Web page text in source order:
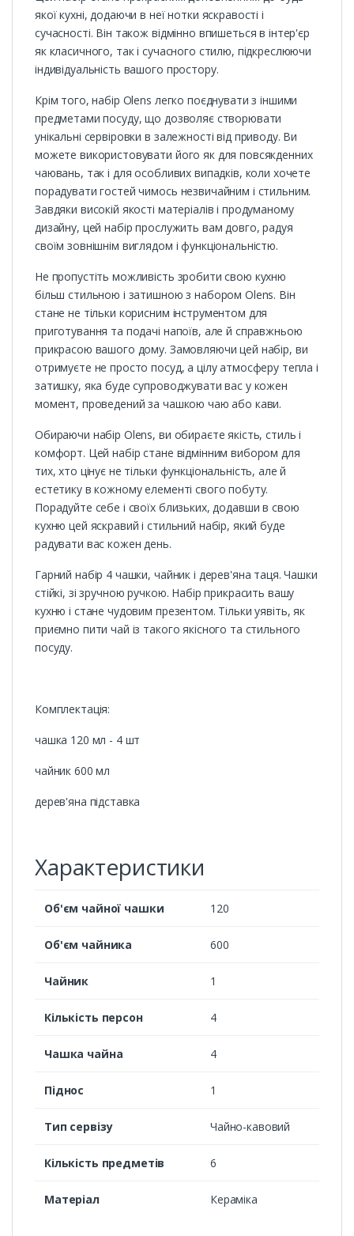
якої кухні, додаючи в неї нотки яскравості і
сучасності. Він також відмінно впишеться в інтер'єр
як класичного, так і сучасного стилю, підкреслюючи
індивідуальність вашого простору.
Крім того, набір Olens легко поєднувати з іншими
предметами посуду, що дозволяє створювати
унікальні сервіровки в залежності від приводу. Ви
можете використовувати його як для повсякденних
чаювань, так і для особливих випадків, коли хочете
порадувати гостей чимось незвичайним і стильним.
Завдяки високій якості матеріалів і продуманому
дизайну, цей набір прослужить вам довго, радуя
своїм зовнішнім виглядом і функціональністю.
Не пропустіть можливість зробити свою кухню
більш стильною і затишною з набором Olens. Він
стане не тільки корисним інструментом для
приготування та подачі напоїв, але й справжньою
прикрасою вашого дому. Замовляючи цей набір, ви
отримуєте не просто посуд, а цілу атмосферу тепла і
затишку, яка буде супроводжувати вас у кожен
момент, проведений за чашкою чаю або кави.
Обираючи набір Olens, ви обираєте якість, стиль і
комфорт. Цей набір стане відмінним вибором для
тих, хто цінує не тільки функціональність, але й
естетику в кожному елементі свого побуту.
Порадуйте себе і своїх близьких, додавши в свою
кухню цей яскравий і стильний набір, який буде
радувати вас кожен день.
Гарний набір 4 чашки, чайник і дерев'яна таця. Чашки
стійкі, зі зручною ручкою. Набір прикрасить вашу
кухню і стане чудовим презентом. Тільки уявіть, як
приємно пити чай із такого якісного та стильного
посуду.
Комплектація:
чашка 120 мл - 4 шт
чайник 600 мл
дерев'яна підставка
Характеристики
Об'єм чайної чашки 120
Об'єм чайника 600
Чайник 1
Кількість персон 4
Чашка чайна 4
Піднос 1
Тип сервізу Чайно-кавовий
Кількість предметів 6
Матеріал Кераміка